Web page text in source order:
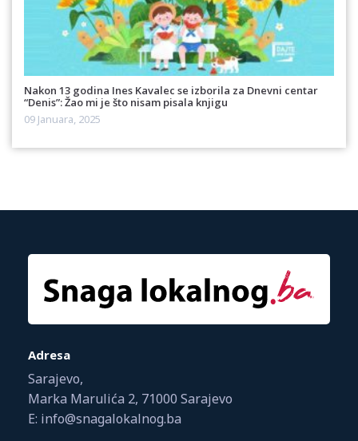
Nakon 13 godina Ines Kavalec se izborila za Dnevni centar
“Denis”: Žao mi je što nisam pisala knjigu
09 Januara, 2025
Adresa
Sarajevo,
Marka Marulića 2, 71000 Sarajevo
E: info@snagalokalnog.ba